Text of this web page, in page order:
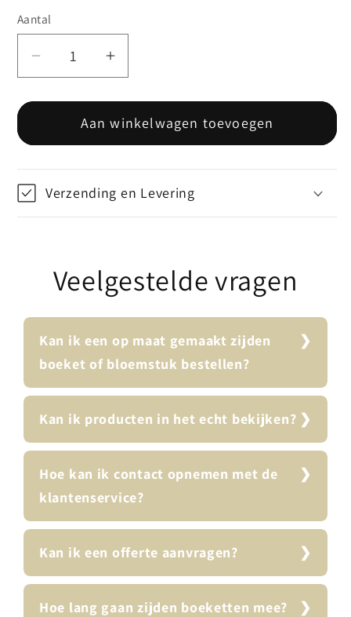
Aantal
Aantal
verlagen
voor
Bloesem
Prunus
Oud
Roze
Aantal
verhogen
voor
Bloesem
Prunus
Oud
Roze
Aan winkelwagen toevoegen
Verzending en Levering
Veelgestelde vragen
Kan ik een op maat gemaakt zijden
boeket of bloemstuk bestellen?
Kan ik producten in het echt bekijken?
Hoe kan ik contact opnemen met de
klantenservice?
Kan ik een offerte aanvragen?
Hoe lang gaan zijden boeketten mee?